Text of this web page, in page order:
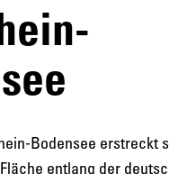
Bodensee erstreckt
entlang der